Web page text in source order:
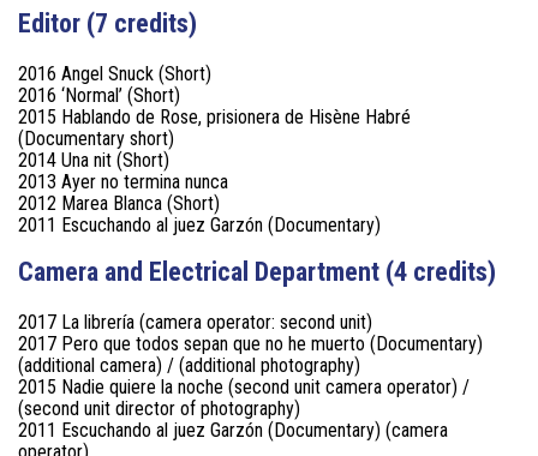
Editor (7 credits)
2016 Angel Snuck (Short)
2016 ‘Normal’ (Short)
2015 Hablando de Rose, prisionera de Hisène Habré
(Documentary short)
2014 Una nit (Short)
2013 Ayer no termina nunca
2012 Marea Blanca (Short)
2011 Escuchando al juez Garzón (Documentary)
Camera and Electrical Department (4 credits)
2017 La librería (camera operator: second unit)
2017 Pero que todos sepan que no he muerto (Documentary)
(additional camera) / (additional photography)
2015 Nadie quiere la noche (second unit camera operator) /
(second unit director of photography)
2011 Escuchando al juez Garzón (Documentary) (camera
operator)